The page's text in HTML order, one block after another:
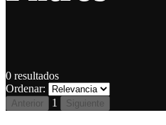
0 resultados
Ordenar:
Anterior 1 Siguiente